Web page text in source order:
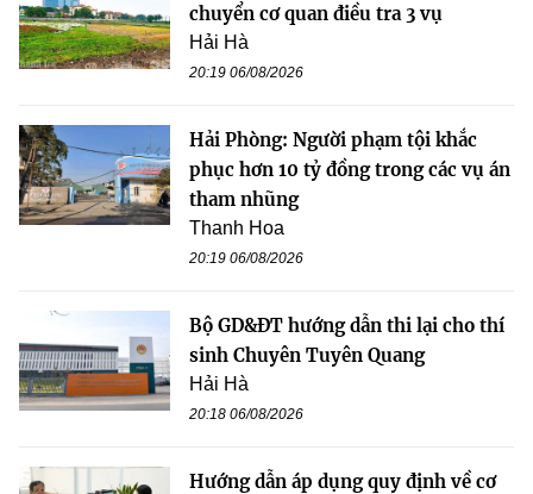
chuyển cơ quan điều tra 3 vụ
Hải Hà
20:19 06/08/2026
Hải Phòng: Người phạm tội khắc
phục hơn 10 tỷ đồng trong các vụ án
tham nhũng
Thanh Hoa
20:19 06/08/2026
Bộ GD&ĐT hướng dẫn thi lại cho thí
sinh Chuyên Tuyên Quang
Hải Hà
20:18 06/08/2026
Hướng dẫn áp dụng quy định về cơ